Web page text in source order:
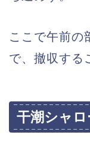
ここで午前の
で、撤収する
干潮シャ